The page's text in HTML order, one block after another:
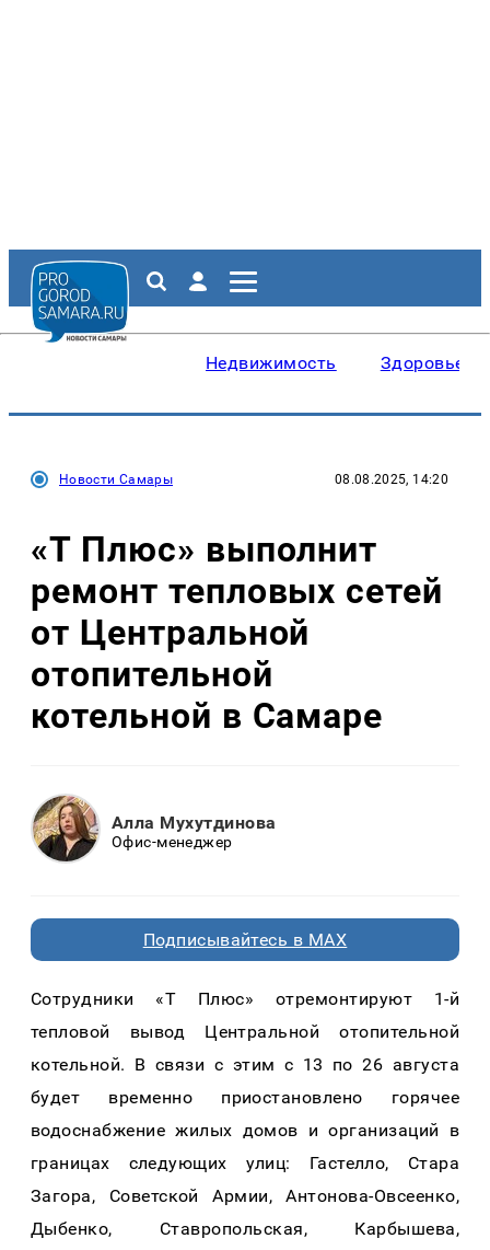
Недвижимость Здоровье
Новости Самары 08.08.2025, 14:20
«Т Плюс» выполнит
ремонт тепловых сетей
от Центральной
отопительной
котельной в Самаре
Алла Мухутдинова
Офис-менеджер
Подписывайтесь в MAX
Сотрудники «Т Плюс» отремонтируют 1-й
тепловой вывод Центральной отопительной
котельной. В связи с этим с 13 по 26 августа
будет временно приостановлено горячее
водоснабжение жилых домов и организаций в
границах следующих улиц: Гастелло, Стара
Загора, Советской Армии, Антонова-Овсеенко,
Дыбенко, Ставропольская, Карбышева,